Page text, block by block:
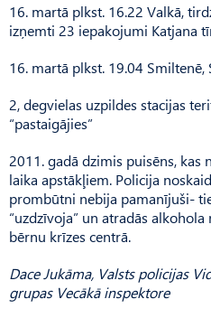
16. martā plkst. 16.22 Valkā,
izņemti 23 iepakojumi Katjana
16. martā plkst. 19.04 Smiltenē,
2, degvielas uzpildes stacijas
“pastaigājies”
2011. gadā dzimis puisēns, kas
laika apstākļiem. Policija
prombūtni nebija pamanījuši-
“uzdzīvoja” un atradās
bērnu krīzes centrā.
Dace Jukāma, Valsts policijas
grupas Vecākā inspektore